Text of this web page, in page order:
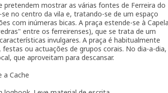
pretendem mostrar as várias fontes de Ferreira do
no centro da vila e, tratando-se de um espaço
com inúmeras bicas. A praça estende-se à Capela
entre os ferreirenses), que se trata de um
invulgares. A praça é habitualmente
ou actuações de grupos corais. No dia-a-dia,
que aproveitam para descansar.
a Cache